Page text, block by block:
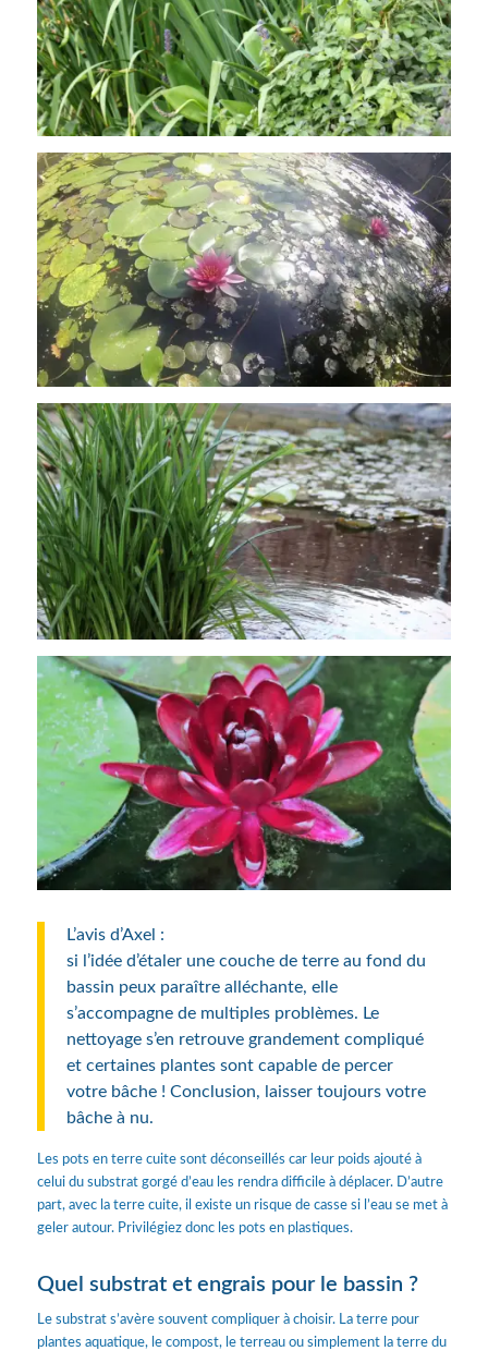
L’avis d’Axel :
si l’idée d’étaler une couche de terre au fond du
bassin peux paraître alléchante, elle
s’accompagne de multiples problèmes. Le
nettoyage s’en retrouve grandement compliqué
et certaines plantes sont capable de percer
votre bâche ! Conclusion, laisser toujours votre
bâche à nu.
Les pots en terre cuite sont déconseillés car leur poids ajouté à
celui du substrat gorgé d’eau les rendra difficile à déplacer. D’autre
part, avec la terre cuite, il existe un risque de casse si l’eau se met à
geler autour. Privilégiez donc les pots en plastiques.
Quel substrat et engrais pour le bassin ?
Le substrat s’avère souvent compliquer à choisir. La terre pour
plantes aquatique, le compost, le terreau ou simplement la terre du